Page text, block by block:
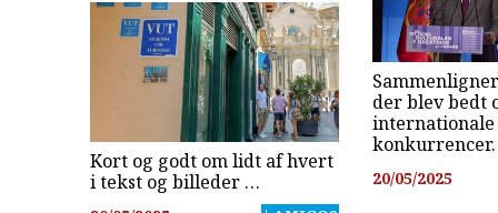
Kort og godt om lidt af hvert
i tekst og billeder …
der blev bedt
internationale
konkurrencer.
20/05/2025